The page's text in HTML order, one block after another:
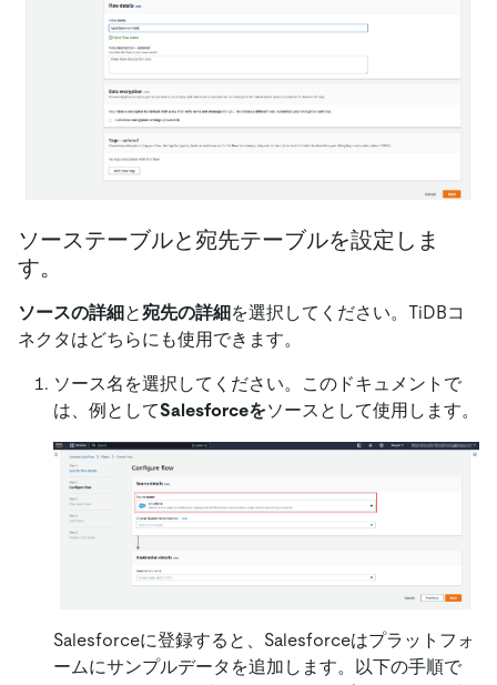
ソーステーブルと宛先テーブルを設定しま
す。
ソースの詳細 と宛先の詳細 を選択してください。TiDBコ
ネクタはどちらにも使用できます。
ソース名を選択してください。このドキュメントで
は、例としてSalesforceをソースとして使用します。
Salesforceに登録すると、Salesforceはプラットフォ
ームにサンプルデータを追加します。以下の手順で